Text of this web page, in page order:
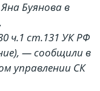
Буянова в
ч.1 ст.131 УК РФ
— сообщили в
управлении СК